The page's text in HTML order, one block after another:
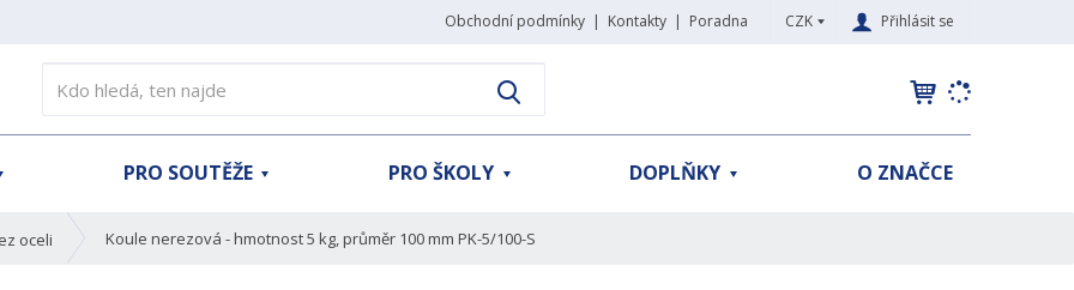
Obchodní podmínky Kontakty Poradna CZK Přihlásit se
PRO SOUTĚŽE PRO ŠKOLY DOPLŇKY O ZNAČCE
oceli Koule nerezová - hmotnost 5 kg, průměr 100 mm PK-5/100-S